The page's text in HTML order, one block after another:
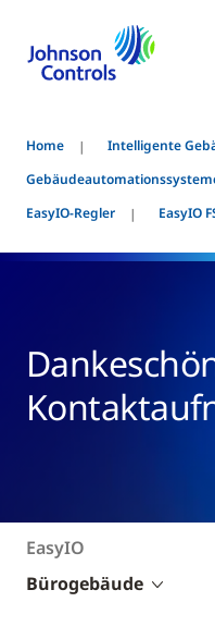
Home
Intelligente
EasyIO-Regler
EasyIO
EasyIO
Bürogebäude